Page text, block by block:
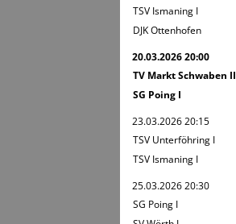
TSV Ismaning I
DJK Ottenhofen
20.03.2026 20:00
TV Markt Schwaben II
SG Poing I
23.03.2026 20:15
TSV Unterföhring I
TSV Ismaning I
25.03.2026 20:30
SG Poing I